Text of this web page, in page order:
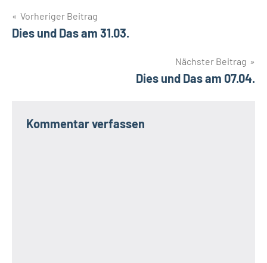
Beitragsnavigation
Vorheriger Beitrag
Dies und Das am 31.03.
Nächster Beitrag
Dies und Das am 07.04.
Kommentar verfassen